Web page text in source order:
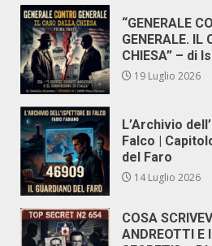
“GENERALE
GENERALE. IL
CHIESA” – di
19 Luglio 2026
L’Archivio
Falco |
del Faro
14 Luglio 2026
COSA
ANDREOTTI E